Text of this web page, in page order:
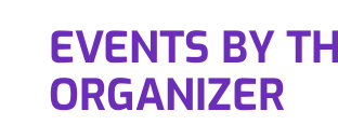
EVENTS BY
ORGANIZER